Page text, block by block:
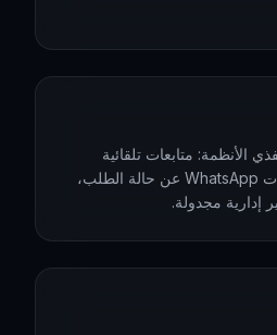
الأنظمة: متابعات تلقائية
لعروض الأسعار، إشعارات WhatsApp عن حالة الطلب،
إدارية مجدولة.